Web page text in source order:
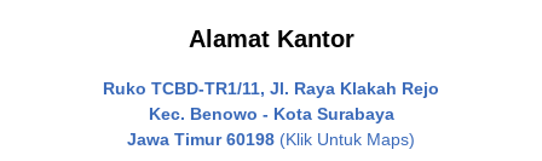
Alamat Kantor
Ruko TCBD-TR1/11, Jl. Raya Klakah Rejo
Kec. Benowo - Kota Surabaya
Jawa Timur 60198 (Klik Untuk Maps)